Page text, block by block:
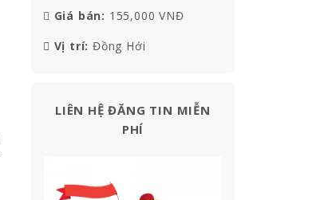
Giá bán: 155,000 VNĐ
Vị trí: Đồng Hới
LIÊN HỆ ĐĂNG TIN MIỄN
PHÍ